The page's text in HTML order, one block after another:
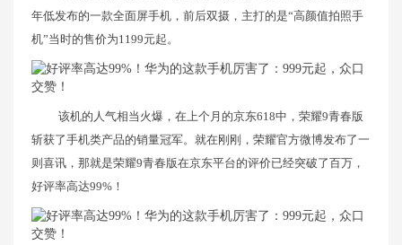
年低发布的一款全面屏手机，前后双摄，主打的是“高颜值拍照手
机”当时的售价为1199元起。
该机的人气相当火爆，在上个月的京东618中，荣耀9青春版
斩获了手机类产品的销量冠军。就在刚刚，荣耀官方微博发布了一
则喜讯，那就是荣耀9青春版在京东平台的评价已经突破了百万，
好评率高达99%！